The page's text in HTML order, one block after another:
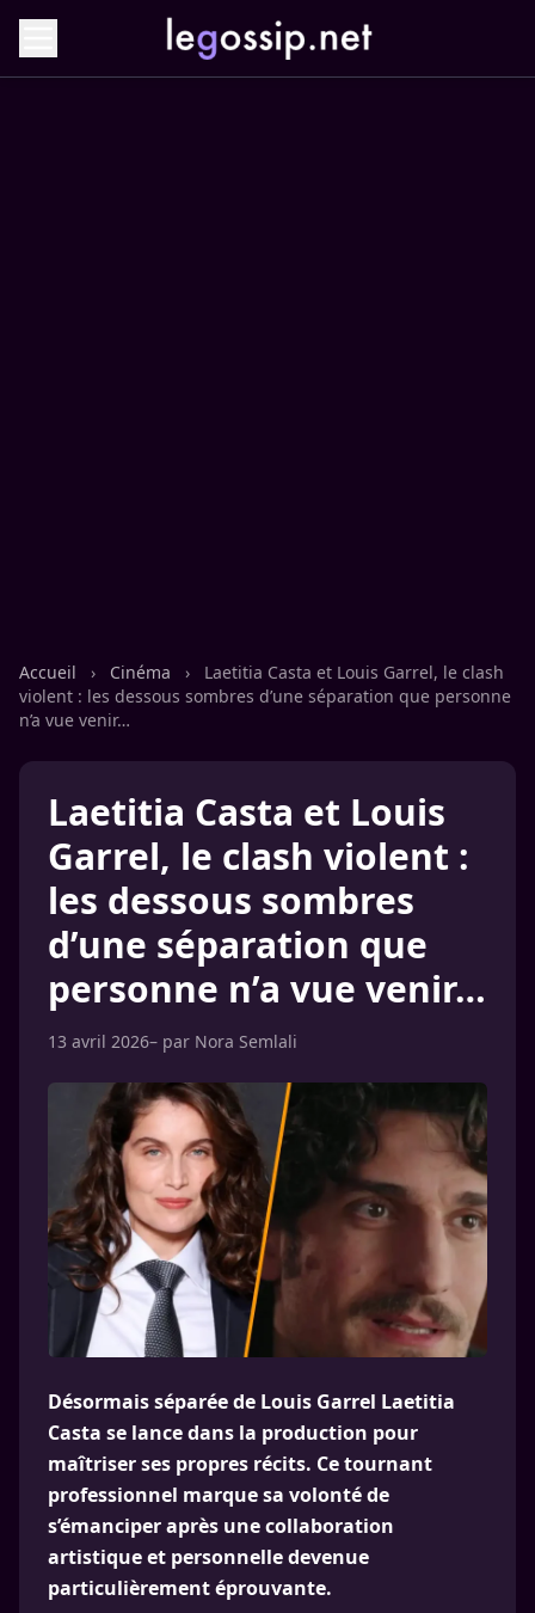
Accueil › Cinéma ›
Laetitia Casta et Louis Garrel, le clash
violent : les dessous sombres d’une séparation que personne
n’a vue venir…
Laetitia Casta et Louis
Garrel, le clash violent :
les dessous sombres
d’une séparation que
personne n’a vue venir…
13 avril 2026– par Nora Semlali
Désormais séparée de Louis Garrel Laetitia
Casta se lance dans la production pour
maîtriser ses propres récits. Ce tournant
professionnel marque sa volonté de
s’émanciper après une collaboration
artistique et personnelle devenue
particulièrement éprouvante.